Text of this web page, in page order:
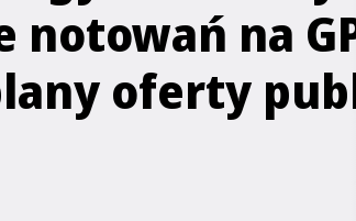
notowań na
oferty